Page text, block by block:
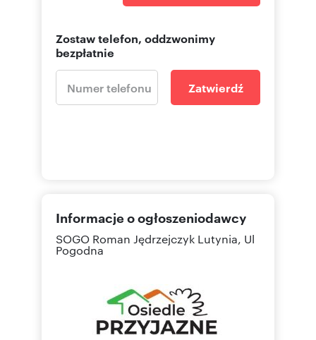
Zostaw telefon, oddzwonimy
bezpłatnie
Zatwierdź
Informacje o ogłoszeniodawcy
SOGO Roman Jędrzejczyk Lutynia, Ul
Pogodna